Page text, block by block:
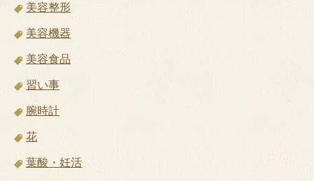
美容整形
美容機器
美容食品
習い事
腕時計
花
葉酸・妊活